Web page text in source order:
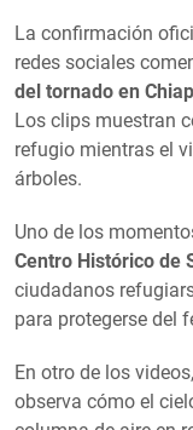
La confirmación
redes sociales
del tornado en
Los clips muestran
refugio mientras el
árboles.
Uno de los
Centro Histórico de
ciudadanos
para protegerse del
En otro de los
observa cómo el